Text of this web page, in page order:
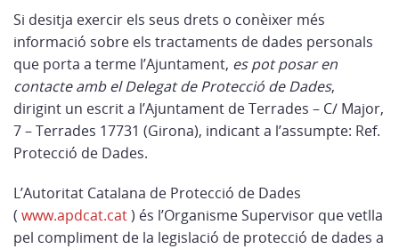
Si desitja exercir els seus drets o conèixer més
informació sobre els tractaments de dades personals
que porta a terme l’Ajuntament, es pot posar en
contacte amb el Delegat de Protecció de Dades,
dirigint un escrit a l’Ajuntament de Terrades – C/ Major,
7 – Terrades 17731 (Girona), indicant a l’assumpte: Ref.
Protecció de Dades.
L’Autoritat Catalana de Protecció de Dades
( www.apdcat.cat) és l’Organisme Supervisor que vetlla
pel compliment de la legislació de protecció de dades a